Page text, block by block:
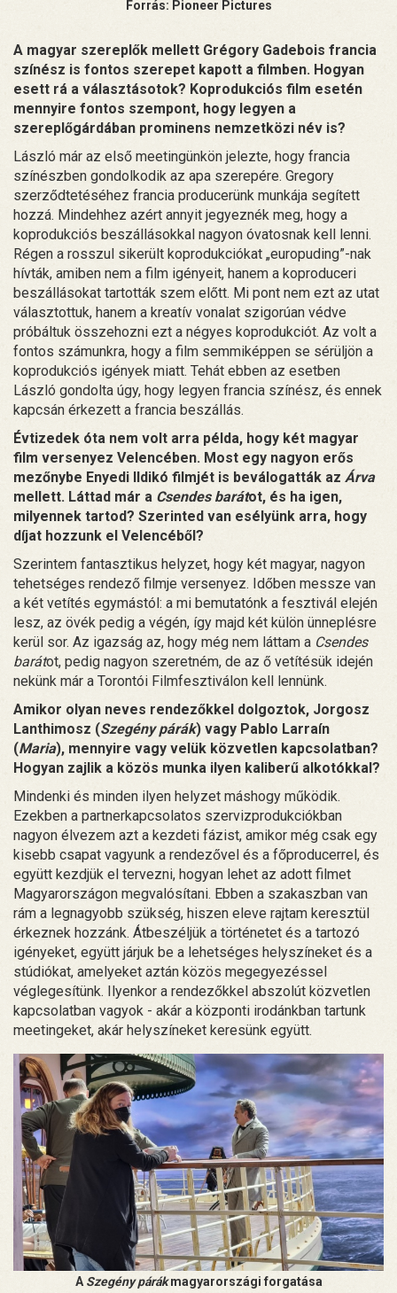
Forrás: Pioneer Pictures
A magyar szereplők mellett Grégory Gadebois francia
színész is fontos szerepet kapott a filmben. Hogyan
esett rá a választásotok? Koprodukciós film esetén
mennyire fontos szempont, hogy legyen a
szereplőgárdában prominens nemzetközi név is?
László már az első meetingünkön jelezte, hogy francia
színészben gondolkodik az apa szerepére. Gregory
szerződtetéséhez francia producerünk munkája segített
hozzá. Mindehhez azért annyit jegyeznék meg, hogy a
koprodukciós beszállásokkal nagyon óvatosnak kell lenni.
Régen a rosszul sikerült koprodukciókat „europuding”-nak
hívták, amiben nem a film igényeit, hanem a koproduceri
beszállásokat tartották szem előtt. Mi pont nem ezt az utat
választottuk, hanem a kreatív vonalat szigorúan védve
próbáltuk összehozni ezt a négyes koprodukciót. Az volt a
fontos számunkra, hogy a film semmiképpen se sérüljön a
koprodukciós igények miatt. Tehát ebben az esetben
László gondolta úgy, hogy legyen francia színész, és ennek
kapcsán érkezett a francia beszállás.
Évtizedek óta nem volt arra példa, hogy két magyar
film versenyez Velencében. Most egy nagyon erős
mezőnybe Enyedi Ildikó filmjét is beválogatták az Árva
mellett. Láttad már a Csendes barátot, és ha igen,
milyennek tartod? Szerinted van esélyünk arra, hogy
díjat hozzunk el Velencéből?
Szerintem fantasztikus helyzet, hogy két magyar, nagyon
tehetséges rendező filmje versenyez. Időben messze van
a két vetítés egymástól: a mi bemutatónk a fesztivál elején
lesz, az övék pedig a végén, így majd két külön ünneplésre
kerül sor. Az igazság az, hogy még nem láttam a Csendes
barátot, pedig nagyon szeretném, de az ő vetítésük idején
nekünk már a Torontói Filmfesztiválon kell lennünk.
Amikor olyan neves rendezőkkel dolgoztok, Jorgosz
Lanthimosz (Szegény párák) vagy Pablo Larraín
(Maria), mennyire vagy velük közvetlen kapcsolatban?
Hogyan zajlik a közös munka ilyen kaliberű alkotókkal?
Mindenki és minden ilyen helyzet máshogy működik.
Ezekben a partnerkapcsolatos szervizprodukciókban
nagyon élvezem azt a kezdeti fázist, amikor még csak egy
kisebb csapat vagyunk a rendezővel és a főproducerrel, és
együtt kezdjük el tervezni, hogyan lehet az adott filmet
Magyarországon megvalósítani. Ebben a szakaszban van
rám a legnagyobb szükség, hiszen eleve rajtam keresztül
érkeznek hozzánk. Átbeszéljük a történetet és a tartozó
igényeket, együtt járjuk be a lehetséges helyszíneket és a
stúdiókat, amelyeket aztán közös megegyezéssel
véglegesítünk. Ilyenkor a rendezőkkel abszolút közvetlen
kapcsolatban vagyok - akár a központi irodánkban tartunk
meetingeket, akár helyszíneket keresünk együtt.
A Szegény párákmagyarországi forgatása